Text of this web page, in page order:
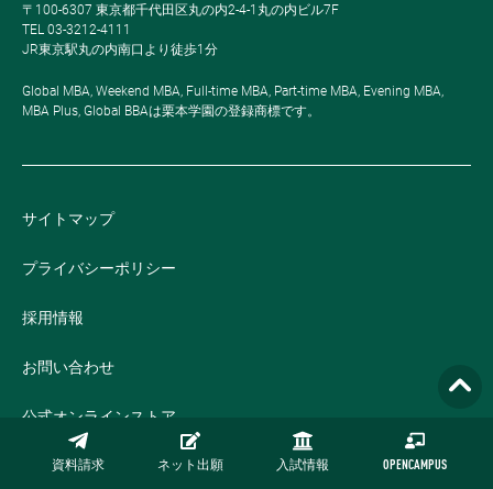
資料請求 ネット出願 入試情報 OPENCAMPUS
〒100-6307 東京都千代田区丸の内2-4-1丸の内ビル7F
TEL 03-3212-4111
JR東京駅丸の内南口より徒歩1分
Global MBA, Weekend MBA, Full-time MBA, Part-time MBA, Evening MBA,
MBA Plus, Global BBAは栗本学園の登録商標です。
サイトマップ
プライバシーポリシー
採用情報
お問い合わせ
公式オンラインストア